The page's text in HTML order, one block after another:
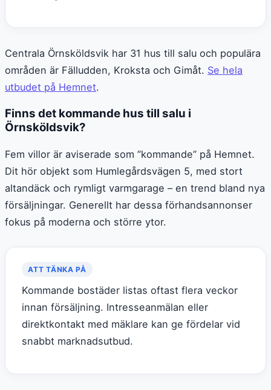
Centrala Örnsköldsvik har 31 hus till salu och populära
områden är Fälludden, Kroksta och Gimåt. Se hela
utbudet på Hemnet.
Finns det kommande hus till salu i
Örnsköldsvik?
Fem villor är aviserade som ”kommande” på Hemnet.
Dit hör objekt som Humlegårdsvägen 5, med stort
altandäck och rymligt varmgarage – en trend bland nya
försäljningar. Generellt har dessa förhandsannonser
fokus på moderna och större ytor.
ATT TÄNKA PÅ
Kommande bostäder listas oftast flera veckor
innan försäljning. Intresseanmälan eller
direktkontakt med mäklare kan ge fördelar vid
snabbt marknadsutbud.